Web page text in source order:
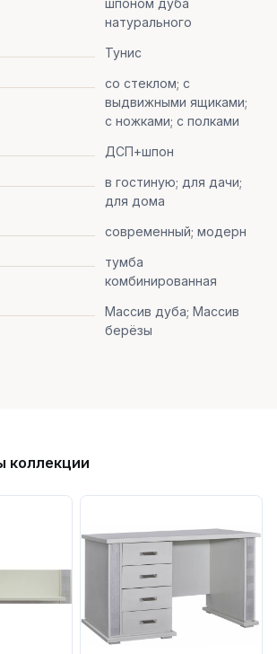
шпоном дуба
натурального
Тунис
со стеклом; с
выдвижными ящиками;
с ножками; с полками
ДСП+шпон
в гостиную; для дачи;
для дома
современный; модерн
тумба
комбинированная
Массив дуба; Массив
берёзы
коллекции